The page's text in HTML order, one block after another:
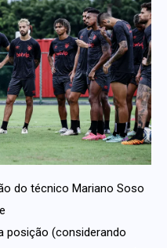
do técnico Mariano Soso
posição (considerando